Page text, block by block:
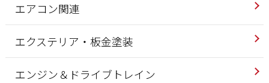
エアコン関連
エクステリア・板金塗装
エンジン＆ドライブトレイン